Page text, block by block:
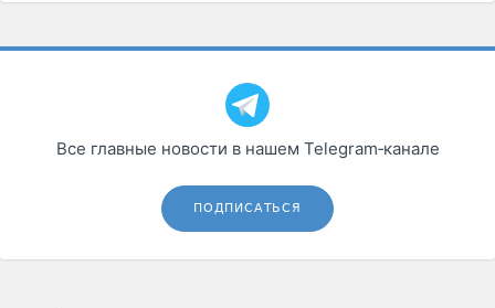
Все главные новости в нашем Telegram‑канале
ПОДПИСАТЬСЯ